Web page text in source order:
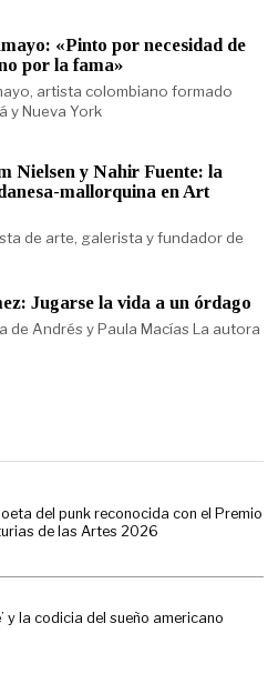
«Pinto por necesidad de
por la fama»
artista colombiano formado
y Nueva York
Nielsen y Nahir Fuente: la
mallorquina en Art
de arte, galerista y fundador de
Jugarse la vida a un órdago
de Andrés y Paula Macías La autora
del punk reconocida con el Premio
de las Artes 2026
y la codicia del sueño americano